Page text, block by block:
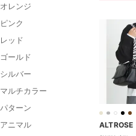
オレンジ
ピンク
レッド
ゴールド
シルバー
マルチカラー
パターン
アニマル
ALTROSE